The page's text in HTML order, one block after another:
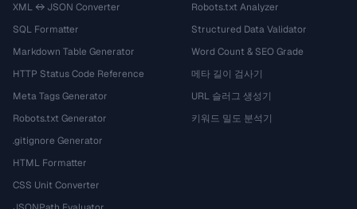
XML ↔ JSON Converter
SQL Formatter
Markdown Table Generator
HTTP Status Code Reference
Meta Tags Generator
Robots.txt Generator
.gitignore Generator
HTML Formatter
CSS Unit Converter
Robots.txt Analyzer
Structured Data Validator
Word Count & SEO Grade
메타 길이 검사기
URL 슬러그 생성기
키워드 밀도 분석기